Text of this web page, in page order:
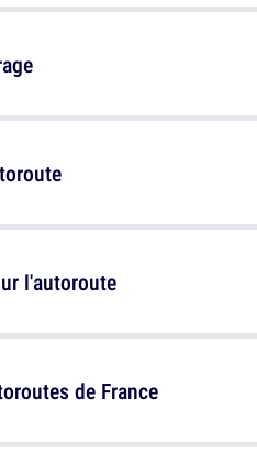
l'autoroute
de France